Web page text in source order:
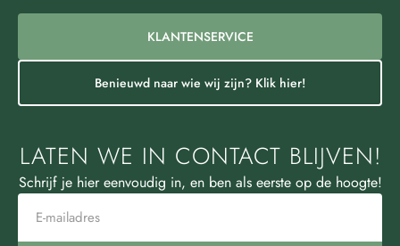
KLANTENSERVICE
Benieuwd naar wie wij zijn? Klik hier!
LATEN WE IN CONTACT BLIJVEN!
Schrijf je hier eenvoudig in, en ben als eerste op de hoogte!